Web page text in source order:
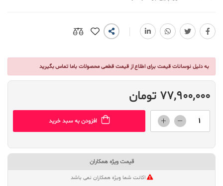
به دلیل نوسانات قیمت برای اطلاع از قیمت قطعی محصولات باما تماس بگیرید
77,900,000 تومان
افزودن به سبد خرید
قیمت ویژه همکاران
اکانت شما ویژه همکاران نمی باشد